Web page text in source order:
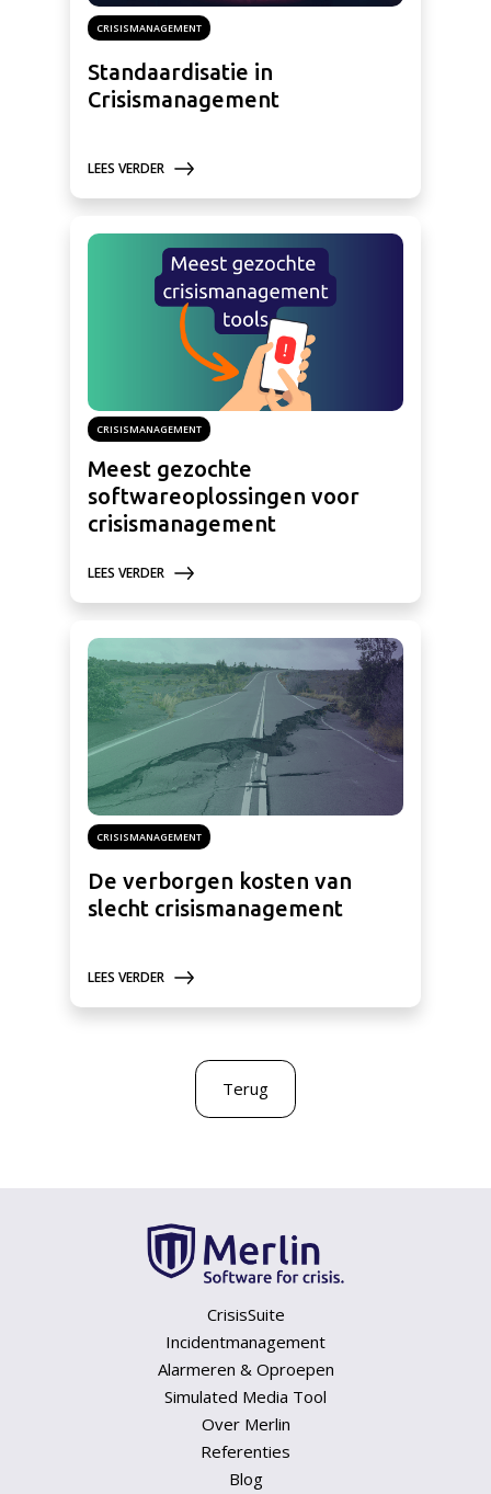
CRISISMANAGEMENT
Standaardisatie in
Crisismanagement
LEES VERDER
CRISISMANAGEMENT
Meest gezochte
softwareoplossingen voor
crisismanagement
LEES VERDER
CRISISMANAGEMENT
De verborgen kosten van
slecht crisismanagement
LEES VERDER
Terug
CrisisSuite
Incidentmanagement
Alarmeren & Oproepen
Simulated Media Tool
Over Merlin
Referenties
Blog